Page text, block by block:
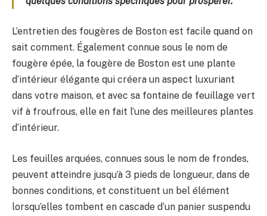
L’entretien des fougères de Boston est facile quand on
sait comment. Également connue sous le nom de
fougère épée, la fougère de Boston est une plante
d’intérieur élégante qui créera un aspect luxuriant
dans votre maison, et avec sa fontaine de feuillage vert
vif à froufrous, elle en fait l’une des meilleures plantes
d’intérieur.
Les feuilles arquées, connues sous le nom de frondes,
peuvent atteindre jusqu’à 3 pieds de longueur, dans de
bonnes conditions, et constituent un bel élément
lorsqu’elles tombent en cascade d’un panier suspendu